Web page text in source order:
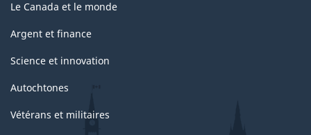
Le Canada et le monde
Argent et finance
Science et innovation
Autochtones
Vétérans et militaires